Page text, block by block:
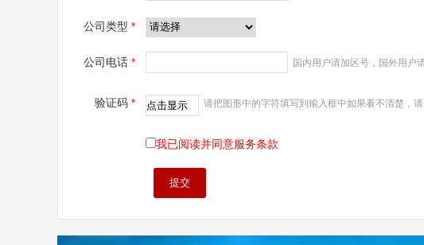
公司类型 *
公司电话 * 国内用户请加区号，国外用户
验证码 * 请把图形中的字符填写到输入框中如果看不清楚，
我已阅读并同意服务条款